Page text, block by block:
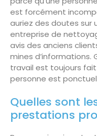
est forcément
auriez des doutes sur
entreprise de
avis des anciens
mines d’informations.
travail est toujours fait
personne est
Quelles sont
prestations